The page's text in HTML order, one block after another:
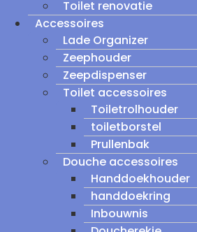
Toilet renovatie
Accessoires
Lade Organizer
Zeephouder
Zeepdispenser
Toilet accessoires
Toiletrolhouder
toiletborstel
Prullenbak
Douche accessoires
Handdoekhouder
handdoekring
Inbouwnis